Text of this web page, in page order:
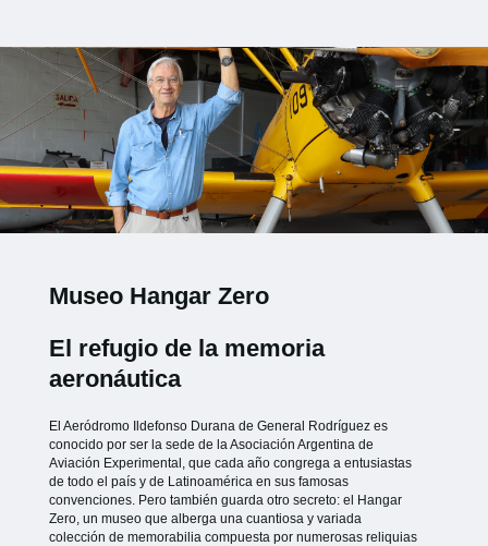
Museo Hangar Zero
El refugio de la memoria
aeronáutica
El Aeródromo Ildefonso Durana de General Rodríguez es
conocido por ser la sede de la Asociación Argentina de
Aviación Experimental, que cada año congrega a entusiastas
de todo el país y de Latinoamérica en sus famosas
convenciones. Pero también guarda otro secreto: el Hangar
Zero, un museo que alberga una cuantiosa y variada
colección de memorabilia compuesta por numerosas reliquias